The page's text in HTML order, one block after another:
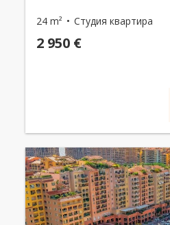
24 m² Студия квартира
2 950 €